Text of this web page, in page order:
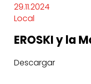
29.11.2024
Local
EROSKI y la
Descargar